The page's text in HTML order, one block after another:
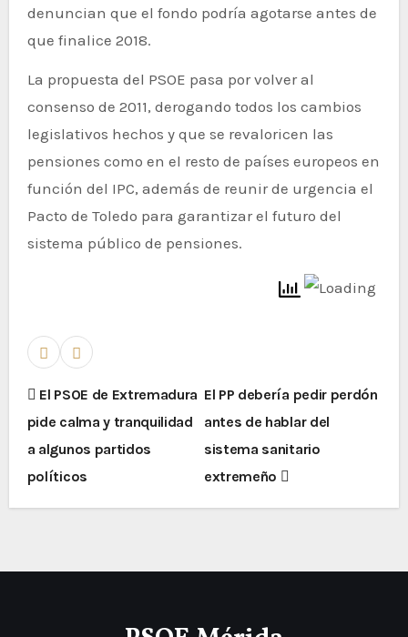
denuncian que el fondo podría agotarse antes de
que finalice 2018.
La propuesta del PSOE pasa por volver al
consenso de 2011, derogando todos los cambios
legislativos hechos y que se revaloricen las
pensiones como en el resto de países europeos en
función del IPC, además de reunir de urgencia el
Pacto de Toledo para garantizar el futuro del
sistema público de pensiones.
El PSOE de Extremadura
pide calma y tranquilidad
a algunos partidos
políticos
El PP debería pedir perdón
antes de hablar del
sistema sanitario
extremeño